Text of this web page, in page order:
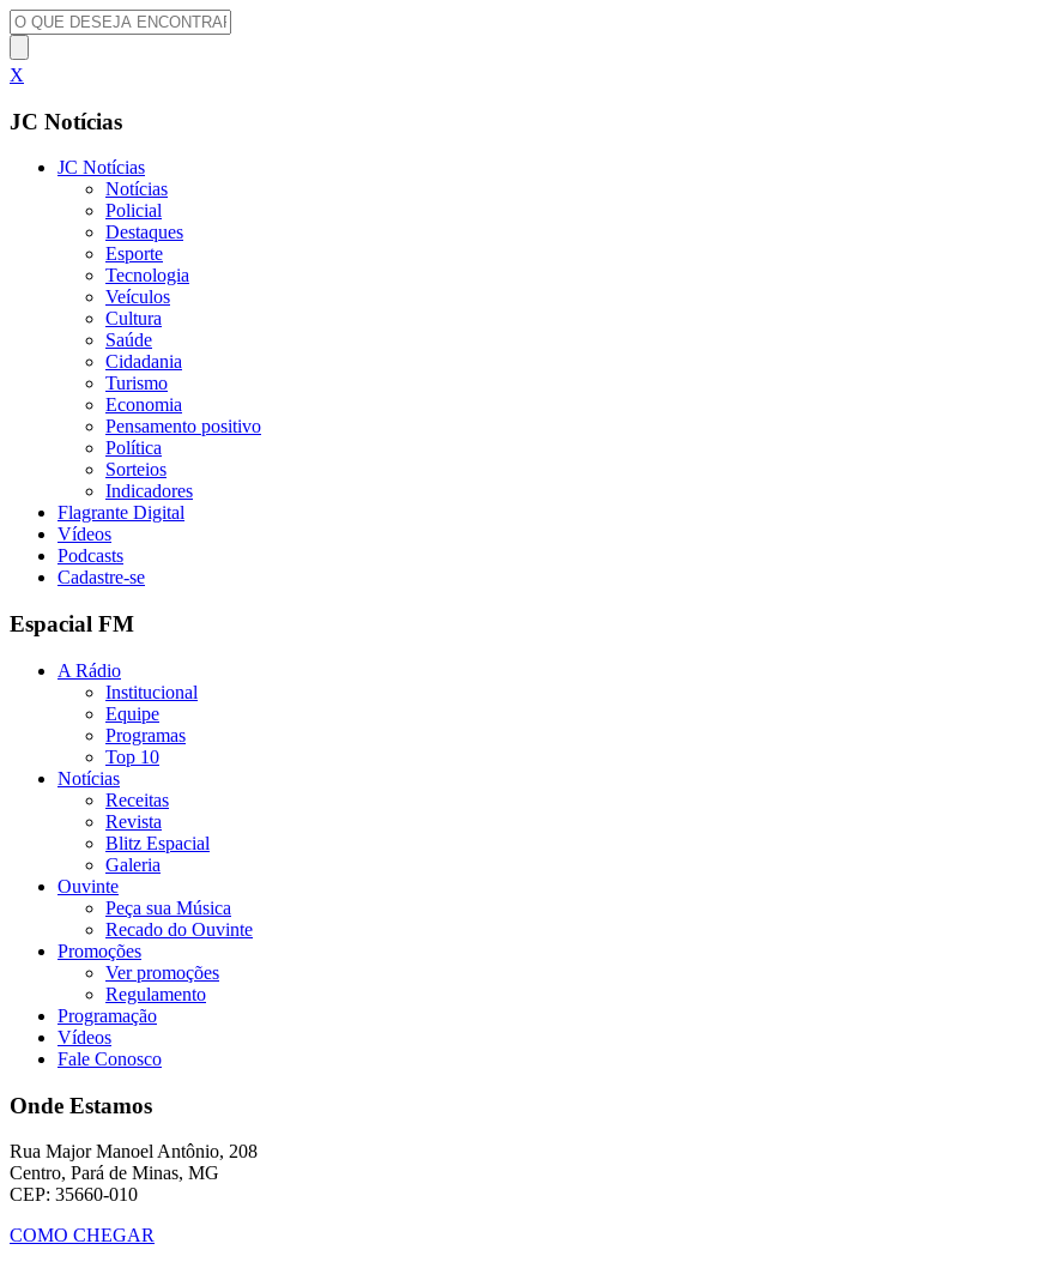
X
JC Notícias
JC Notícias
Notícias
Policial
Destaques
Esporte
Tecnologia
Veículos
Cultura
Saúde
Cidadania
Turismo
Economia
Pensamento positivo
Política
Sorteios
Indicadores
Flagrante Digital
Vídeos
Podcasts
Cadastre-se
Espacial FM
A Rádio
Institucional
Equipe
Programas
Top 10
Notícias
Receitas
Revista
Blitz Espacial
Galeria
Ouvinte
Peça sua Música
Recado do Ouvinte
Promoções
Ver promoções
Regulamento
Programação
Vídeos
Fale Conosco
Onde Estamos
Rua Major Manoel Antônio, 208
Centro, Pará de Minas, MG
CEP: 35660-010
COMO CHEGAR